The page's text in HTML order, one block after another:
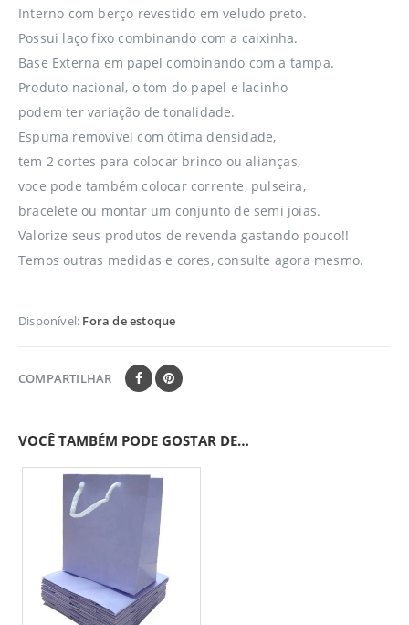
Interno com berço revestido em veludo preto.
Possui laço fixo combinando com a caixinha.
Base Externa em papel combinando com a tampa.
Produto nacional, o tom do papel e lacinho
podem ter variação de tonalidade.
Espuma removível com ótima densidade,
tem 2 cortes para colocar brinco ou alianças,
voce pode também colocar corrente, pulseira,
bracelete ou montar um conjunto de semi joias.
Valorize seus produtos de revenda gastando pouco!!
Temos outras medidas e cores, consulte agora mesmo.
Disponível: Fora de estoque
COMPARTILHAR
VOCÊ TAMBÉM PODE GOSTAR DE…